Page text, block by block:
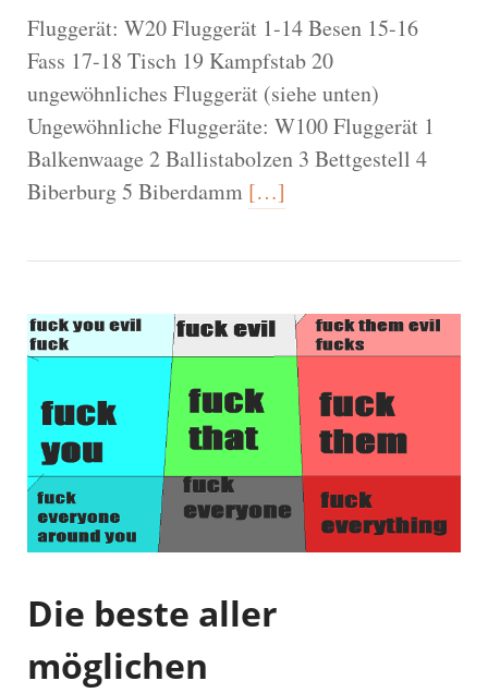
Fluggerät: W20 Fluggerät 1-14 Besen 15-16
Fass 17-18 Tisch 19 Kampfstab 20
ungewöhnliches Fluggerät (siehe unten)
Ungewöhnliche Fluggeräte: W100 Fluggerät 1
Balkenwaage 2 Ballistabolzen 3 Bettgestell 4
Biberburg 5 Biberdamm […]
Die beste aller
möglichen